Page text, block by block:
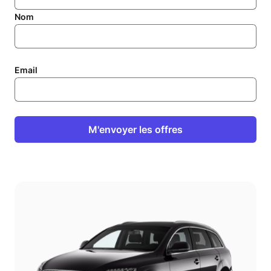
Nom
Email
M'envoyer les offres